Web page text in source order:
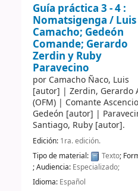
Guía práctica 3 - 4 :
Nomatsigenga / Luis
Camacho; Gedeón
Comande; Gerardo
Zerdin y Ruby
Paravecino
por Camacho Ñaco, Luis
[autor] | Zerdin, Gerardo
(OFM)| Comante
Gedeón [autor] |
Santiago, Ruby[autor].
Edición: 1ra. edición.
Tipo de material:
Texto;
; Audiencia: Especializado;
Idioma: Español